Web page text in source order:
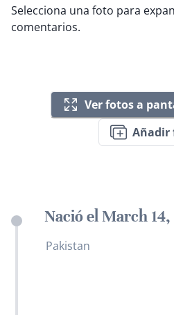
Selecciona una foto para
comentarios.
Ver fotos a
Añadir
Nació el March 14,
Pakistan